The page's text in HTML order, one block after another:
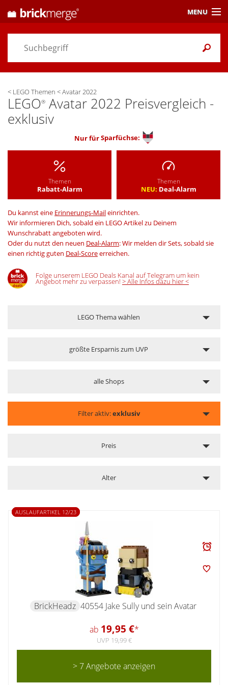
< LEGO Themen <Avatar 2022
LEGO® Avatar 2022 Preisvergleich -
exklusiv
Nur fürSparfüchse:
Themen
Rabatt-Alarm
Themen
NEU: Deal-Alarm
Du kannst eine Erinnerungs-Maileinrichten.
Wir informieren Dich, sobald ein LEGO Artikel zu Deinem
Wunschrabatt angeboten wird.
Oder du nutzt den neuen Deal-Alarm: Wir melden dir Sets, sobald sie
einen richtig guten Deal-Scoreerreichen.
Folge unserem LEGO Deals Kanal auf Telegram um kein
Angebot mehr zu verpassen! > Alle Infos dazu hier <
LEGO Thema wählen
größte Ersparnis zum UVP
alle Shops
Filter aktiv:exklusiv
Preis
Alter
AUSLAUFARTIKEL 12/23
BrickHeadz 40554 Jake Sully und sein Avatar
ab 19,95 €*
UVP 19,99 €
> 7 Angebote anzeigen
MENU
Preisvergleich
Themen/ Händler
Alarme& Wunschlisten